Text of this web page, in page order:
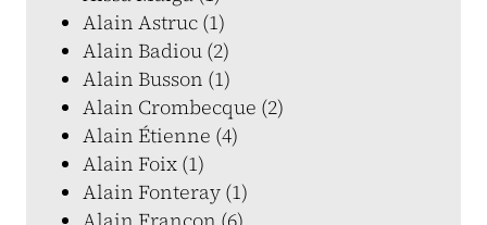
Alain Astruc (1)
Alain Badiou (2)
Alain Busson (1)
Alain Crombecque (2)
Alain Étienne (4)
Alain Foix (1)
Alain Fonteray (1)